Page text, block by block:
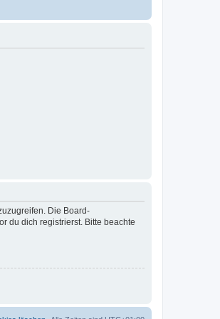
Die Board-
du dich registrierst. Bitte beachte